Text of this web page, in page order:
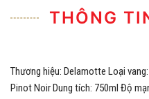
THÔNG
Thương hiệu: Delamotte Loại
Pinot Noir Dung tích: 750ml Độ